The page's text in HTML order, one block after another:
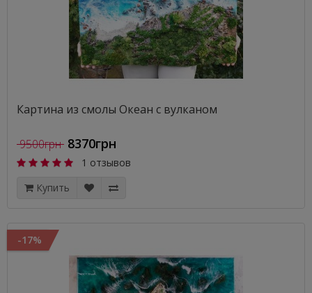
Картина из смолы Океан с вулканом
9500грн 8370грн
1 отзывов
Купить
-17%